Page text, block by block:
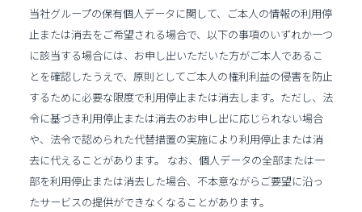
当社グループの保有個人データに関して、ご本人の情報の利用停
止または消去をご希望される場合で、以下の事項のいずれか一つ
に該当する場合には、お申し出いただいた方がご本人であるこ
とを確認したうえで、原則としてご本人の権利利益の侵害を防止
するために必要な限度で利用停止または消去します。ただし、法
令に基づき利用停止または消去のお申し出に応じられない場合
や、法令で認められた代替措置の実施により利用停止または消
去に代えることがあります。 なお、個人データの全部または一
部を利用停止または消去した場合、不本意ながらご要望に沿っ
たサービスの提供ができなくなることがあります。